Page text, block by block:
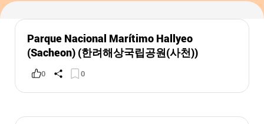
Parque Nacional Marítimo Hallyeo
(Sacheon) (한려해상국립공원(사천))
0 0